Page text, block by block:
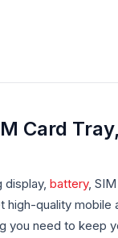
Card
display, battery,
high-quality
you need to keep